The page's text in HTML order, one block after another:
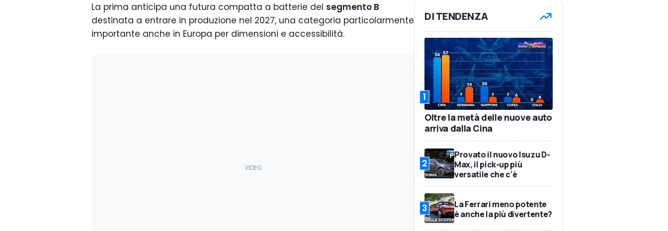
La prima anticipa una futura compatta a batterie del segmento B
destinata a entrare in produzione nel 2027, una categoria particolarmente
importante anche in Europa per dimensioni e accessibilità.
DI TENDENZA
1
Oltre la metà delle nuove auto
arriva dalla Cina
2
Provato il nuovo Isuzu D-
Max, il pick-up più
versatile che c'è
3
La Ferrari meno potente
è anche la più divertente?